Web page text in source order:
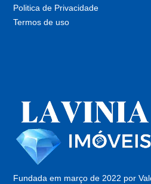
Fundada em março de 2022 por
Politica de Privacidade
Termos de uso